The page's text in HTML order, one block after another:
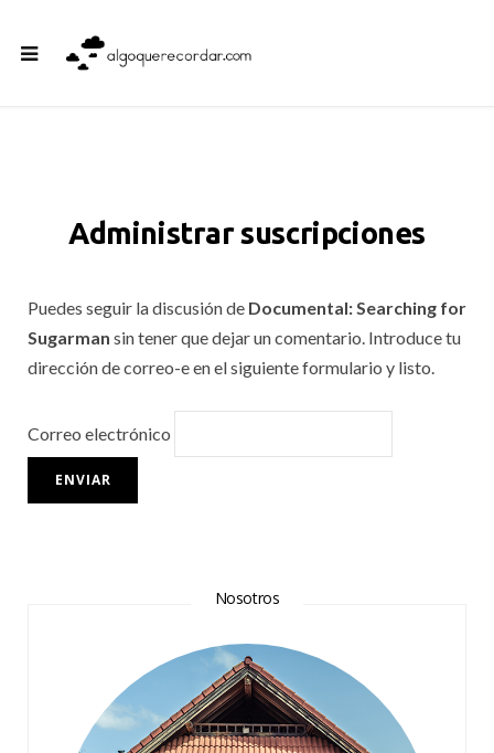
Administrar suscripciones
Puedes seguir la discusión de Documental: Searching for
Sugarman sin tener que dejar un comentario. Introduce tu
dirección de correo-e en el siguiente formulario y listo.
Correo electrónico
Nosotros